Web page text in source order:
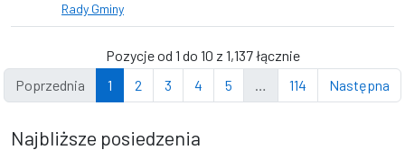
Rady Gminy
Pozycje od 1 do 10 z 1,137 łącznie
Poprzednia
1 2 3 4 5 114 Następna
Najbliższe posiedzenia